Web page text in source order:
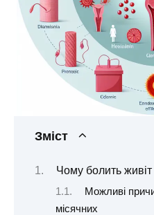
Зміст
Чому болить живіт
Можливі
місячних